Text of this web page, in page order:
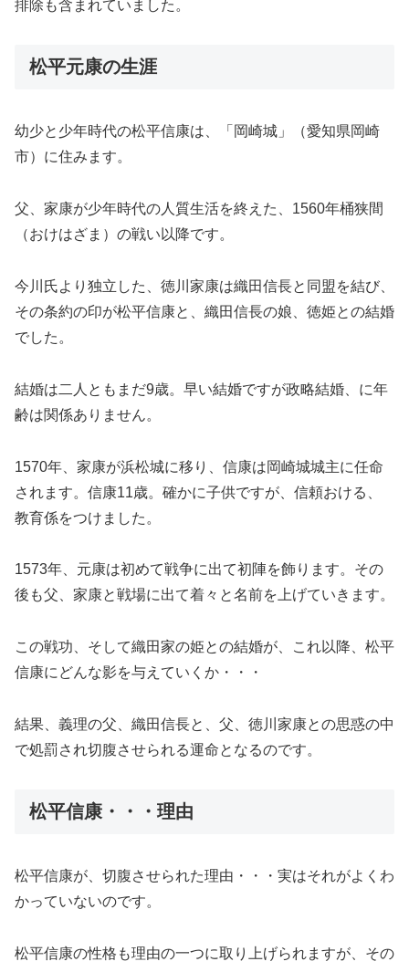
排除も含まれていました。
松平元康の生涯
幼少と少年時代の松平信康は、「岡崎城」（愛知県岡崎
市）に住みます。
父、家康が少年時代の人質生活を終えた、1560年桶狭間
（おけはざま）の戦い以降です。
今川氏より独立した、徳川家康は織田信長と同盟を結び、
その条約の印が松平信康と、織田信長の娘、徳姫との結婚
でした。
結婚は二人ともまだ9歳。早い結婚ですが政略結婚、に年
齢は関係ありません。
1570年、家康が浜松城に移り、信康は岡崎城城主に任命
されます。信康11歳。確かに子供ですが、信頼おける、
教育係をつけました。
1573年、元康は初めて戦争に出て初陣を飾ります。その
後も父、家康と戦場に出て着々と名前を上げていきます。
この戦功、そして織田家の姫との結婚が、これ以降、松平
信康にどんな影を与えていくか・・・
結果、義理の父、織田信長と、父、徳川家康との思惑の中
で処罰され切腹させられる運命となるのです。
松平信康・・・理由
松平信康が、切腹させられた理由・・・実はそれがよくわ
かっていないのです。
松平信康の性格も理由の一つに取り上げられますが、その